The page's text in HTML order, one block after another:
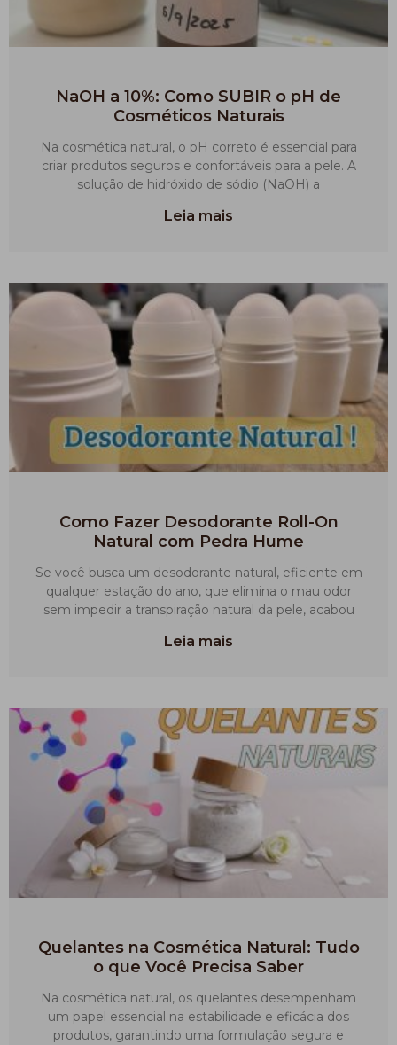
NaOH a 10%: Como SUBIR o pH de
Cosméticos Naturais
Na cosmética natural, o pH correto é essencial para
criar produtos seguros e confortáveis para a pele. A
solução de hidróxido de sódio (NaOH) a
Leia mais
Como Fazer Desodorante Roll-On
Natural com Pedra Hume
Se você busca um desodorante natural, eficiente em
qualquer estação do ano, que elimina o mau odor
sem impedir a transpiração natural da pele, acabou
Leia mais
Quelantes na Cosmética Natural: Tudo
o que Você Precisa Saber
Na cosmética natural, os quelantes desempenham
um papel essencial na estabilidade e eficácia dos
produtos, garantindo uma formulação segura e